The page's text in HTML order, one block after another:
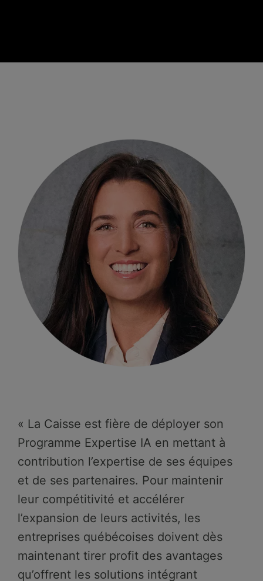
« La Caisse est fière de déployer son
Programme Expertise IA en mettant à
contribution l’expertise de ses équipes
et de ses partenaires. Pour maintenir
leur compétitivité et accélérer
l’expansion de leurs activités, les
entreprises québécoises doivent dès
maintenant tirer profit des avantages
qu’offrent les solutions intégrant